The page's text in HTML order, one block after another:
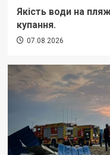
Якість води на
купання.
07.08.2026